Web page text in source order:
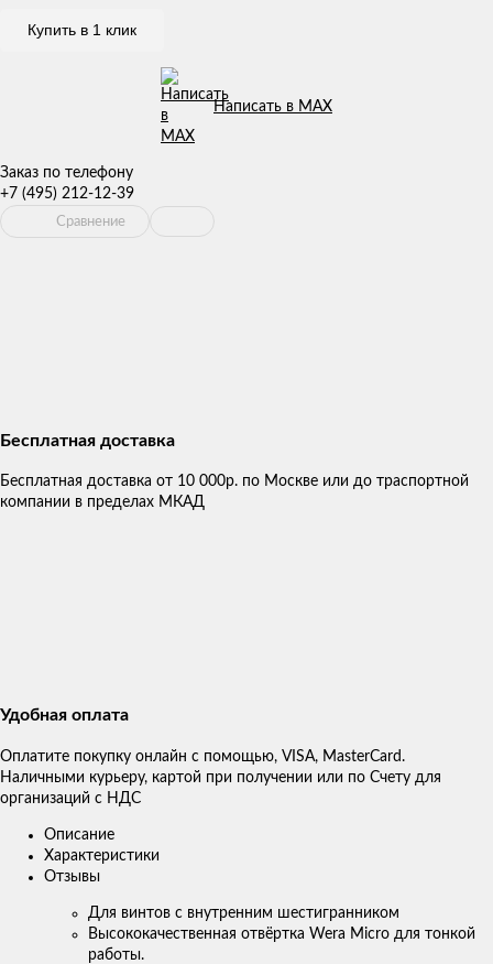
Купить в 1 клик
Написать в MAX
Заказ по телефону
+7 (495) 212-12-39
Сравнение
Бесплатная доставка
Бесплатная доставка от 10 000р. по Москве или до траспортной
компании в пределах МКАД
Удобная оплата
Оплатите покупку онлайн с помощью, VISA, MasterCard.
Наличными курьеру, картой при получении или по Счету для
организаций с НДС
Описание
Характеристики
Отзывы
Для винтов с внутренним шестигранником
Высококачественная отвёртка Wera Micro для тонкой
работы.